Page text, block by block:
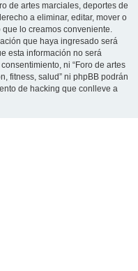
de artes marciales, deportes de
a eliminar, editar, mover o
lo creamos conveniente.
que haya ingresado será
esta información no será
ni “Foro de artes
fitness, salud” ni phpBB podrán
de hacking que conlleve a